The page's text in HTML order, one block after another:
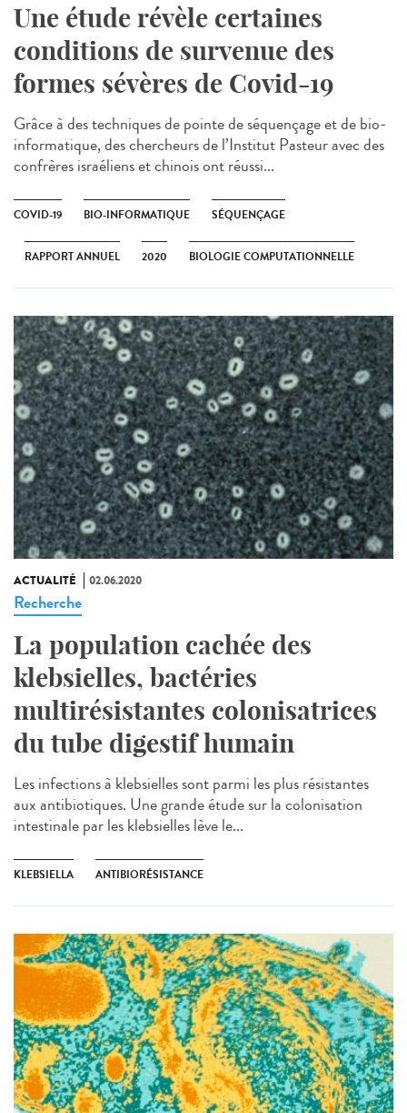
Une étude révèle certaines
conditions de survenue des
formes sévères de Covid-19
Grâce à des techniques de pointe de séquençage et de bio-
informatique, des chercheurs de l’Institut Pasteur avec des
confrères israéliens et chinois ont réussi...
COVID-19 BIO-INFORMATIQUE SÉQUENÇAGE
RAPPORT ANNUEL 2020 BIOLOGIE COMPUTATIONNELLE
ACTUALITÉ 02.06.2020
Recherche
La population cachée des
klebsielles, bactéries
multirésistantes colonisatrices
du tube digestif humain
Les infections à klebsielles sont parmi les plus résistantes
aux antibiotiques. Une grande étude sur la colonisation
intestinale par les klebsielles lève le...
KLEBSIELLA ANTIBIORÉSISTANCE